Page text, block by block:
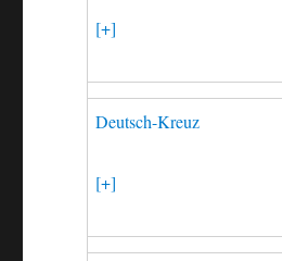
[+]
Deutsch-Kreuz
[+]